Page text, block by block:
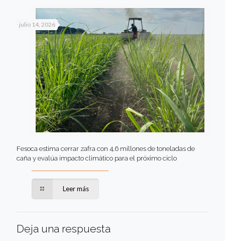
julio 14, 2026
Fesoca estima cerrar zafra con 4,6 millones de toneladas de
caña y evalúa impacto climático para el próximo ciclo
Leer más
Deja una respuesta